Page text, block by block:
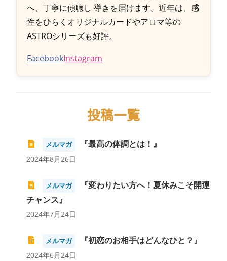
へ、丁寧に傾聴し 導きを届けます。近年は、感
性をひらくオリジナルカードやアロマ等の
ASTROシリーズも好評。
FacebookInstagram
投稿一覧
メルマガ 『最高の体調とは！』
2024年8月26日
メルマガ
『変わりたい方へ！夏休みこそ開運
チャンス』
2024年7月24日
メルマガ 『初恋のお相手はどんなひと？』
2024年6月24日